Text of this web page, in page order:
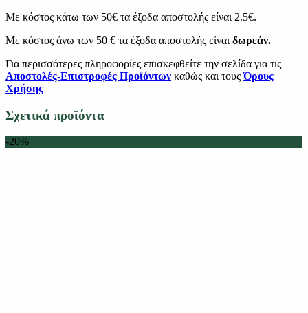
Με κόστος κάτω των 50€ τα έξοδα αποστολής είναι 2.5€.
Με κόστος άνω των 50 € τα έξοδα αποστολής είναι δωρεάν.
Για περισσότερες πληροφορίες επισκεφθείτε την σελίδα για τις
Αποστολές-Επιστροφές Προϊόντων καθώς και τουςΌρους
Χρήσης
Σχετικά προϊόντα
-20%